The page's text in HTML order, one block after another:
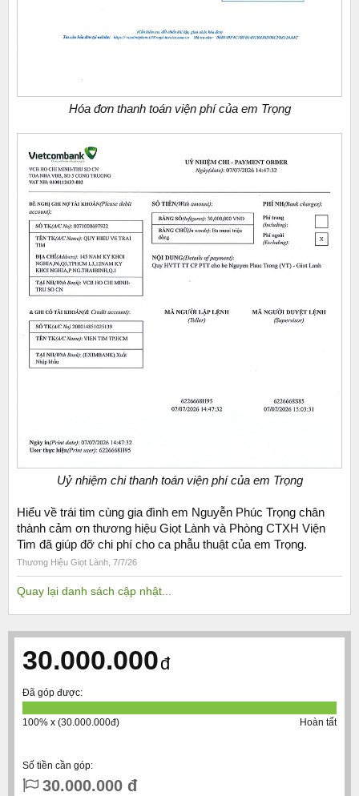
Hóa đơn thanh toán viện phí của em Trọng
Uỷ nhiệm chi thanh toán viện phí của em Trọng
Hiểu về trái tim cùng gia đình em Nguyễn Phúc Trọng chân
thành cảm ơn thương hiệu Giọt Lành và Phòng CTXH Viện
Tim đã giúp đỡ chi phí cho ca phẫu thuật của em Trọng.
Thương Hiệu Giọt Lành 7/7/26
Quay lại danh sách cập nhật...
30.000.000đ
Đã góp được:
100% x (30.000.000đ) Hoàn tất
Số tiền cần góp:
30.000.000 đ